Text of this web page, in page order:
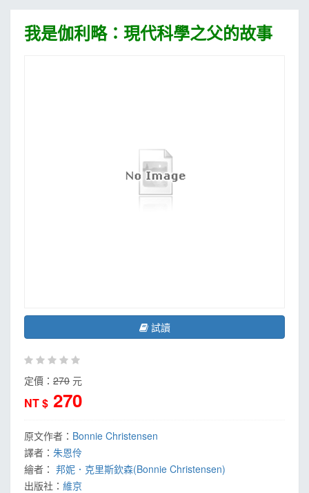
我是伽利略：現代科學之父的故事
試讀
定價： 270 元
NT $ 270
原文作者： Bonnie Christensen
譯者： 朱恩伶
繪者： 邦妮．克里斯欽森(Bonnie Christensen)
出版社： 維京